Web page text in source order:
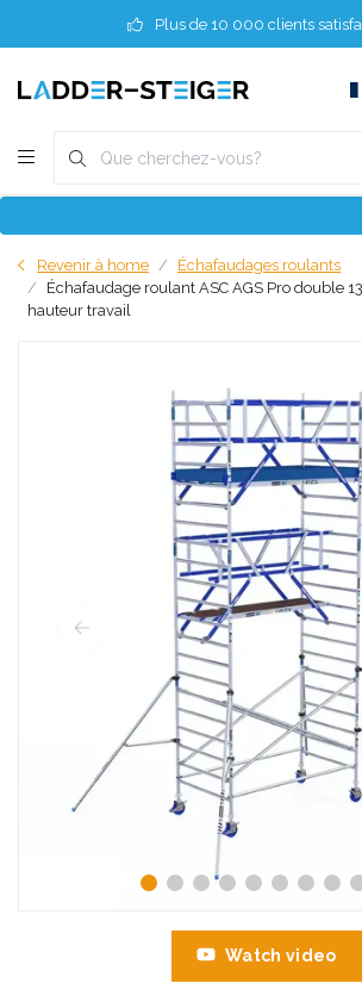
Plus de 10 000 clients
Revenir à home
Échafaudages roulants
Échafaudage roulant ASC AGS Pro double
hauteur travail
Watch video